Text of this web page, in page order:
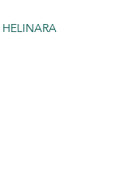
HELINARA